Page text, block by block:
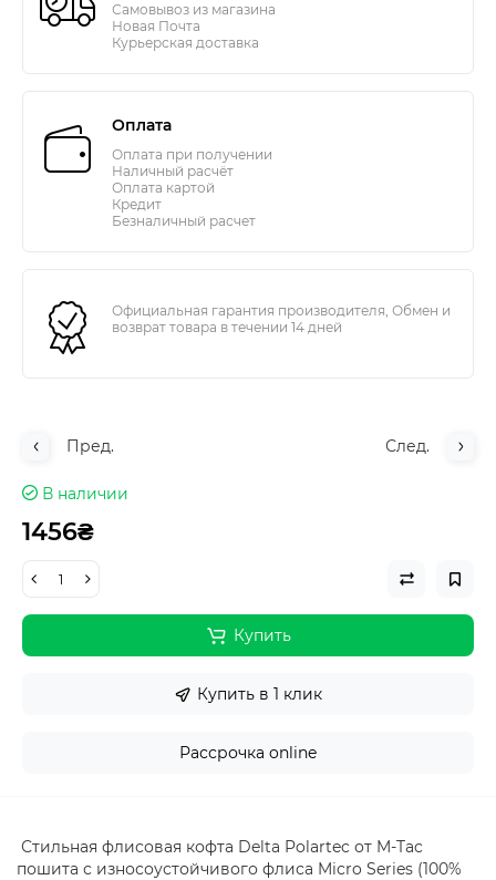
Самовывоз из магазина
Новая Почта
Курьерская доставка
Оплата
Оплата при получении
Наличный расчёт
Оплата картой
Кредит
Безналичный расчет
Официальная гарантия производителя, Обмен и
возврат товара в течении 14 дней
Пред. След.
В наличии
1456₴
Купить
Купить в 1 клик
Рассрочка online
Стильная флисовая кофта Delta Polartec от M-Tac
пошита с износоустойчивого флиса Micro Series (100%